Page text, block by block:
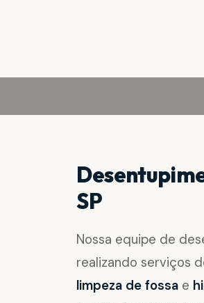
SP
Nossa equipe de
realizando serviços
limpeza de fossa e